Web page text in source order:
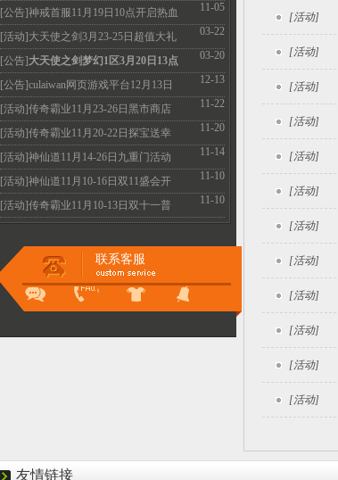
火爆开启 召唤
[公告]神戒首服11月19日10点开启热血
经典散人必玩
11-05
[活动]大天使之剑3月23-25日超值大礼
珍惜道具限
03-22
[公告] 大天使之剑梦幻1区3月20日13点
火爆开启
03-20
[公告]culaiwan网页游戏平台12月13日
机房维护升级
12-13
[活动]传奇霸业11月23-26日黑市商店
全民疯抢不容
11-22
[活动]传奇霸业11月20-22日探宝送幸
运 霸业抽不停
11-20
[活动]神仙道11月14-26日九重门活动
惊喜好礼的等
11-14
[活动]神仙道11月10-16日双11盛会开
启 多重惊喜等
11-10
[活动]传奇霸业11月10-13日双十一普
11-10
联系客服
[活动]
[活动]
[活动]
[活动]
[活动]
[活动]
[活动]
[活动]
[活动]
[活动]
[活动]
[活动]
友情链接